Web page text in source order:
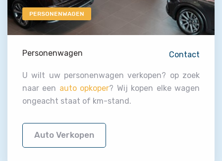
PERSONENWAGEN
Personenwagen Contact
U wilt uw personenwagen verkopen? op zoek
naar een auto opkoper? Wij kopen elke wagen
ongeacht staat of km-stand.
Auto Verkopen